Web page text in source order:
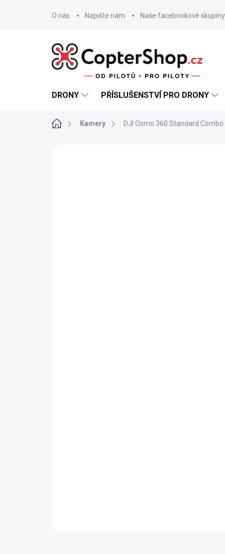
O nás Napište nám Naše facebookové skupiny
DRONY PŘÍSLUŠENSTVÍ PRO DRONY
DomůKamery DJI Osmo 360 Standard Combo